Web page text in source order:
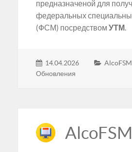
предназначеной для
федеральных
(ФСМ) посредствомУТМ
14.04.2026 AlcoFSM
Обновления